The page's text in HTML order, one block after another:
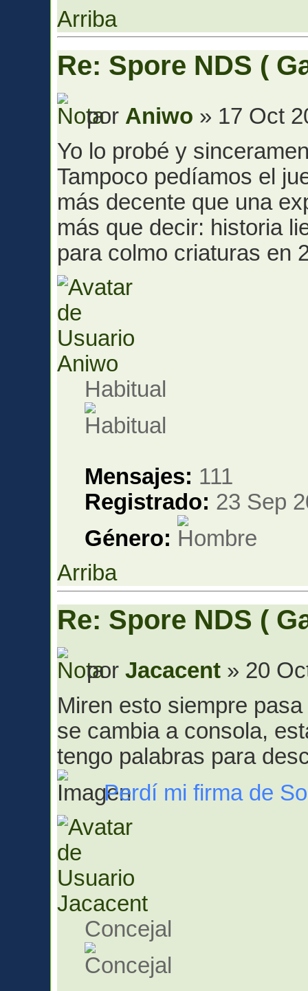
Arriba
Re: Spore NDS (
por Aniwo » 17 Oct
Yo lo probé y
Tampoco pedíamos el
más decente que una
más que decir: historia
para colmo criaturas en
Aniwo
Habitual
Mensajes: 111
Registrado: 23 Sep
Género:
Arriba
Re: Spore NDS (
porJacacent » 20
Miren esto siempre
se cambia a consola,
tengo palabras para
Perdí mi firma de
Jacacent
Concejal